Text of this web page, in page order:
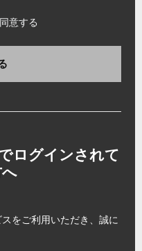
意する
ログインされて
をご利用いただき、誠に